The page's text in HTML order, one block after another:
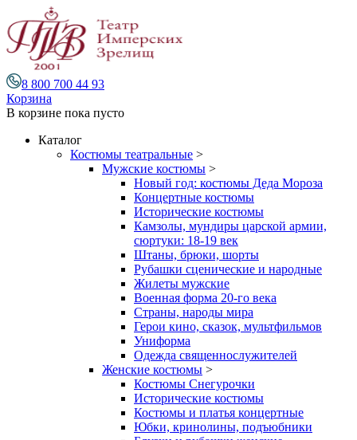
8 800 700 44 93
Корзина
В корзине пока пусто
Каталог
Костюмы театральные >
Мужские костюмы >
Новый год: костюмы Деда Мороза
Концертные костюмы
Исторические костюмы
Камзолы, мундиры царской армии,
сюртуки: 18-19 век
Штаны, брюки, шорты
Рубашки сценические и народные
Жилеты мужские
Военная форма 20-го века
Страны, народы мира
Герои кино, сказок, мультфильмов
Униформа
Одежда священнослужителей
Женские костюмы >
Костюмы Снегурочки
Исторические костюмы
Костюмы и платья концертные
Юбки, кринолины, подъюбники